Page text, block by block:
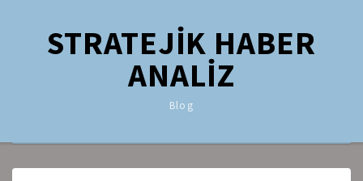
STRATEJİK HABER
ANALİZ
Blog